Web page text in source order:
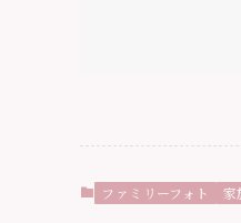
ファミリーフォト 家